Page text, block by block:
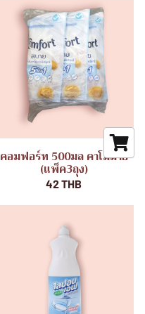
คอมฟอร์ท 500มล คาโมมาย
(แพ็ค3ถุง)
42 THB